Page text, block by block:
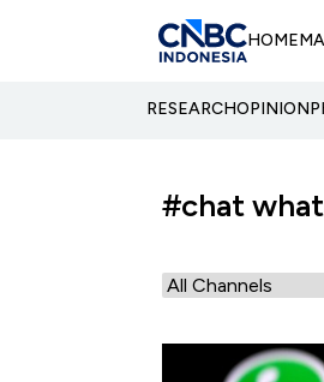
HOME
RESEARCHOPINION
#chat